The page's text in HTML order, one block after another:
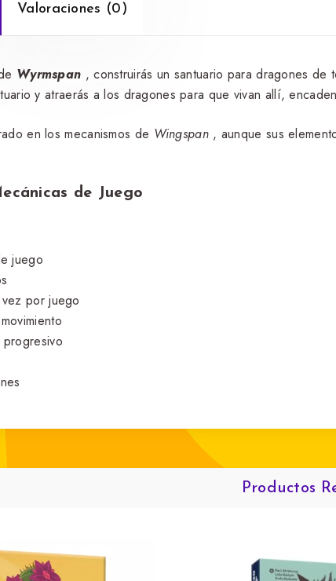
Valoraciones (0)
Wyrmspan , construirás un santuario para dragones
y atraerás a los dragones para que vivan allí,
en los mecanismos de Wingspan, aunque sus
de Juego
juego
por juego
Productos